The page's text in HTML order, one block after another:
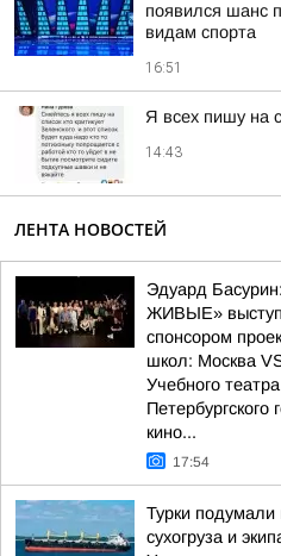
появился шанс
видам спорта
16:51
Я всех пишу на
14:43
ЛЕНТА НОВОСТЕЙ
Эдуард
ЖИВЫЕ»
спонсором
школ: Москва
Учебного
Петербургского
кино...
17:54
Турки
сухогруза и